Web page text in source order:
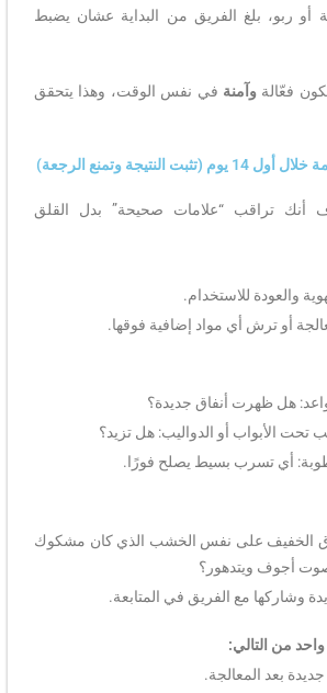
أو ربو، بلغ الفريق من البداية عشان يضبط
فعّالة وآمنة في نفس الوقت، وهذا يتحقق
النتيجة وتمنع الرجعة)
أنك تراقب “علامات صحيحة” بدل القلق
والعودة للاستخدام.
أو ترش أي مواد إضافية فوقها.
هل ظهرت أنفاق جديدة؟
تحت الأبواب أو الدواليب: هل تزيد؟
أي تسرب بسيط يصلح فورًا.
الخفيف على نفس الخشب الذي كان مشكوك
أجوف ويتدهور؟
وشاركها مع الفريق في المتابعة.
من التالي:
بعد المعالجة.